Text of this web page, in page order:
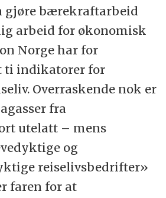
gjøre bærekraftarbeid
arbeid for økonomisk
Norge har for
ti indikatorer for
Overraskende nok er
fra
utelatt – mens
og
reiselivsbedrifter»
faren for at